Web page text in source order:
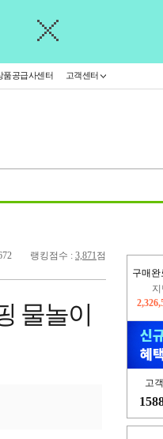
품공급사센터 고객센터
구매완
고
랭킹점수 : 3,871점
물놀이